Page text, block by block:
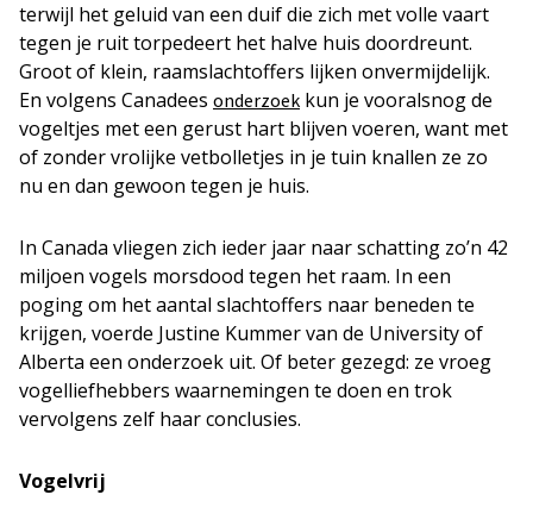
terwijl het geluid van een duif die zich met volle vaart
tegen je ruit torpedeert het halve huis doordreunt.
Groot of klein, raamslachtoffers lijken onvermijdelijk.
En volgens Canadees onderzoek kun je vooralsnog de
vogeltjes met een gerust hart blijven voeren, want met
of zonder vrolijke vetbolletjes in je tuin knallen ze zo
nu en dan gewoon tegen je huis.
In Canada vliegen zich ieder jaar naar schatting zo’n 42
miljoen vogels morsdood tegen het raam. In een
poging om het aantal slachtoffers naar beneden te
krijgen, voerde Justine Kummer van de University of
Alberta een onderzoek uit. Of beter gezegd: ze vroeg
vogelliefhebbers waarnemingen te doen en trok
vervolgens zelf haar conclusies.
Vogelvrij